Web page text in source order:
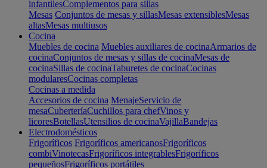
infantilesComplementos para sillas
Mesas Conjuntos de mesas y sillasMesas extensiblesMesas
altasMesas multiusos
Cocina
Muebles de cocina Muebles auxiliares de cocinaArmarios de
cocinaConjuntos de mesas y sillas de cocinaMesas de
cocinaSillas de cocinaTaburetes de cocinaCocinas
modularesCocinas completas
Cocinas a medida
Accesorios de cocina MenajeServicio de
mesaCuberteríaCuchillos para chefVinos y
licoresBotellasUtensilios de cocinaVajillaBandejas
Electrodomésticos
Frigoríficos Frigoríficos americanosFrigoríficos
combiVinotecasFrigoríficos integrablesFrigoríficos
pequeñosFrigoríficos portátiles